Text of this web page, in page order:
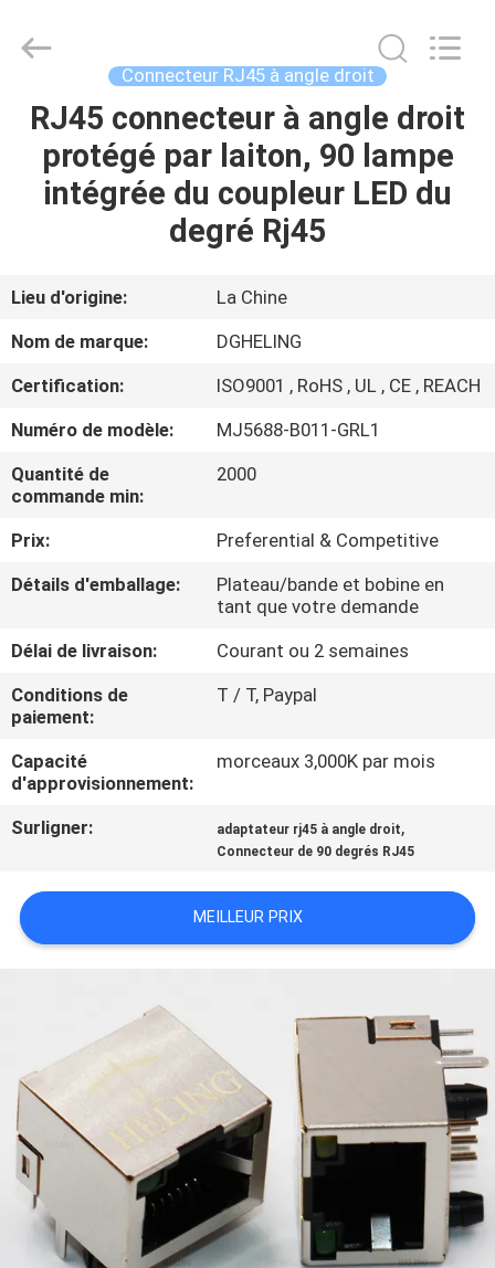
MAISON
PRODUITS
SUJET
DE
NOUS
VISITE
D'USINE
CONTRÔLE
DE
CONTACTEZ-
NOUS
DEMANDEZ
UNE
PLAN
POLITIQUE
EN
MATIÈRE
DE
PROTECTION
Ltd..
Developed
Connecteur RJ45 à angle droit
RJ45 connecteur à angle droit
protégé par laiton, 90 lampe
intégrée du coupleur LED du
degré Rj45
Lieu d'origine:
La Chine
Nom de marque:
DGHELING
Certification:
ISO9001 , RoHS , UL , CE , REACH
Numéro de modèle:
MJ5688-B011-GRL1
Quantité de
commande min:
2000
Prix:
Preferential & Competitive
Détails d'emballage:
Plateau/bande et bobine en
tant que votre demande
Délai de livraison:
Courant ou 2 semaines
Conditions de
paiement:
T / T, Paypal
Capacité
d'approvisionnement:
morceaux 3,000K par mois
Surligner: adaptateur rj45 à angle droit,
Connecteur de 90 degrés RJ45
MEILLEUR PRIX